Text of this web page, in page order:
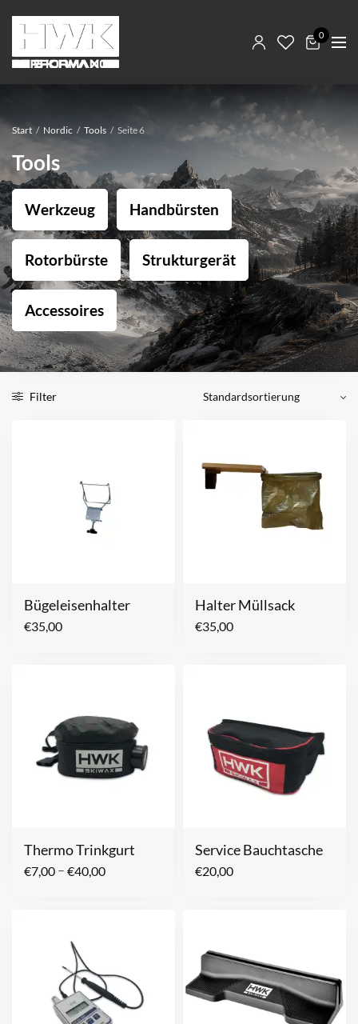
0
Start / Nordic / Tools / Seite 6
Tools
Werkzeug Handbürsten
Rotorbürste Strukturgerät
Accessoires
Filter
Bügeleisenhalter
€35,00
Halter Müllsack
€35,00
Thermo Trinkgurt
€7,00 – €40,00
Service Bauchtasche
€20,00